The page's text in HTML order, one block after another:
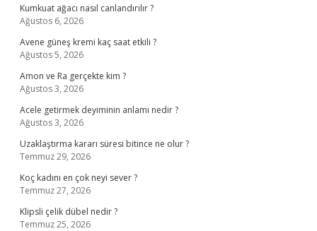
Kumkuat ağacı nasıl canlandırılır ?
Ağustos 6, 2026
Avene güneş kremi kaç saat etkili ?
Ağustos 5, 2026
Amon ve Ra gerçekte kim ?
Ağustos 3, 2026
Acele getirmek deyiminin anlamı nedir ?
Ağustos 3, 2026
Uzaklaştırma kararı süresi bitince ne olur ?
Temmuz 29, 2026
Koç kadını en çok neyi sever ?
Temmuz 27, 2026
Klipsli çelik dübel nedir ?
Temmuz 25, 2026